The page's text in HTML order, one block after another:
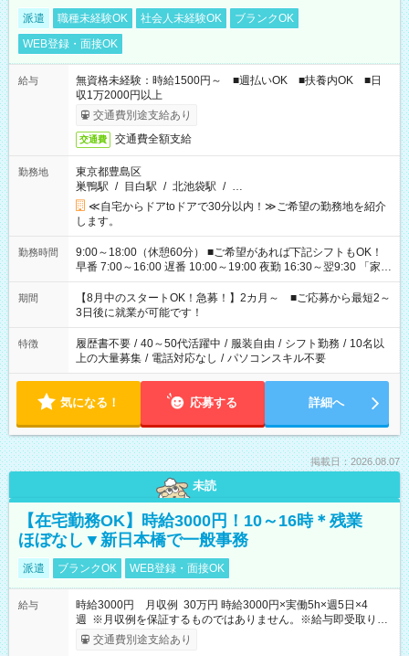
派遣 職種未経験OK 社会人未経験OK
ブランクOK
WEB登録・面接OK
給与
無資格未経験：時給1500円～ ■週払いOK ■扶養内OK ■日
収1万2000円以上
交通費別途支給あり
交通費 交通費全額支給
勤務地
東京都豊島区
巣鴨駅 / 目白駅 / 北池袋駅 / …
≪自宅からドアtoドアで30分以内！≫ご希望の勤務地を紹介
します。
勤務時間
9:00～18:00（休憩60分） ■ご希望があれば下記シフトもOK！
早番 7:00～16:00 遅番 10:00～19:00 夜勤 16:30～翌9:30 「家族
と休みを合わせたい」 「余裕を持って夕飯の準備がしたい」
「できれば残業はしたくない」 など、ご希望を教えてください
ね。 ※Wワーク希望の方へ 今ご覧のお仕事で希望する勤務時間
と、もう1つのお仕事の勤務時間。 合計で週40時間を超える場
合は応募できません。
期間
【8月中のスタートOK！急募！】2カ月～ ■ご応募から最短2～
3日後に就業が可能です！
特徴 履歴書不要 / 40～50代活躍中 / 服装自由 / シフト勤務 / 10名以
上の大量募集 / 電話対応なし / パソコンスキル不要
気になる！ 応募する 詳細へ
掲載日：2026.08.07
未読
【在宅勤務OK】時給3000円！10～16時＊残業
ほぼなし▼新日本橋で一般事務
派遣 ブランクOK WEB登録・面接OK
給与
時給3000円 月収例 30万円 時給3000円×実働5h×週5日×4
週 ※月収例を保証するものではありません。※給与即受取りサ
ービス利用可（利用条件有）
交通費別途支給あり